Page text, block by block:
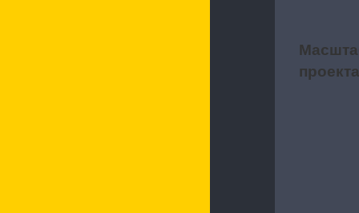
проекта